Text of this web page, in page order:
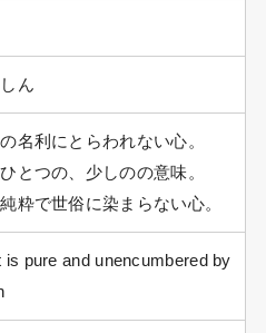
ん
名利にとらわれない心。
とつの、少しのの意味。
粋で世俗に染まらない心。
is pure and unencumbered by